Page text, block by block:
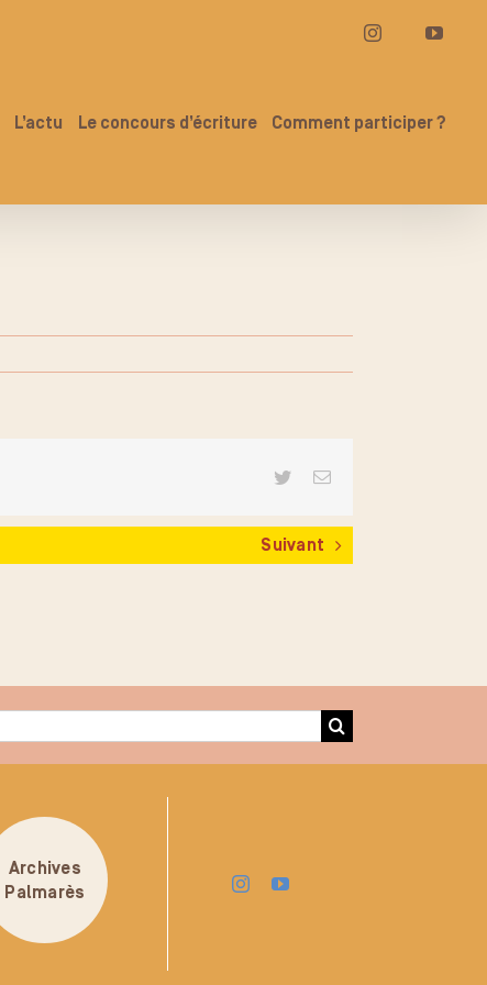
Instagram
L’actu Le concours d’écriture Comment participer ?
TwitterEmail
Suivant
Archives
Palmarès